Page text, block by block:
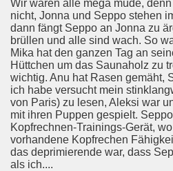
Wir waren alle mega müde,
nicht, Jonna und Seppo stehen
dann fängt Seppo an Jonna zu
brüllen und alle sind wach. So
Mika hat den ganzen Tag an
Hüttchen um das Saunaholz zu
wichtig. Anu hat Rasen gemäht,
ich habe versucht mein
von Paris) zu lesen, Aleksi war
mit ihren Puppen gespielt.
Kopfrechnen-Trainings-Gerät,
vorhandene Kopfrechen
das deprimierende war, dass
als ich....